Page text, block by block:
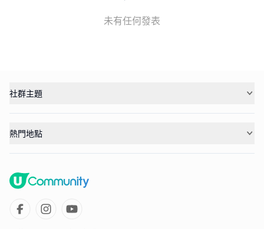
未有任何發表
社群主題
熱門地點